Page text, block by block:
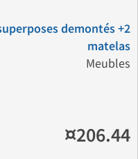
demontés +2
matelas
Meubles
¤206.44